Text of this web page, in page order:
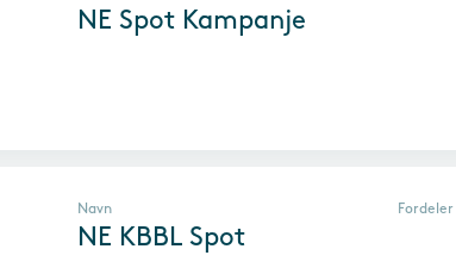
NE Spot Kampanje
Navn
NE KBBL Spot
Fordeler